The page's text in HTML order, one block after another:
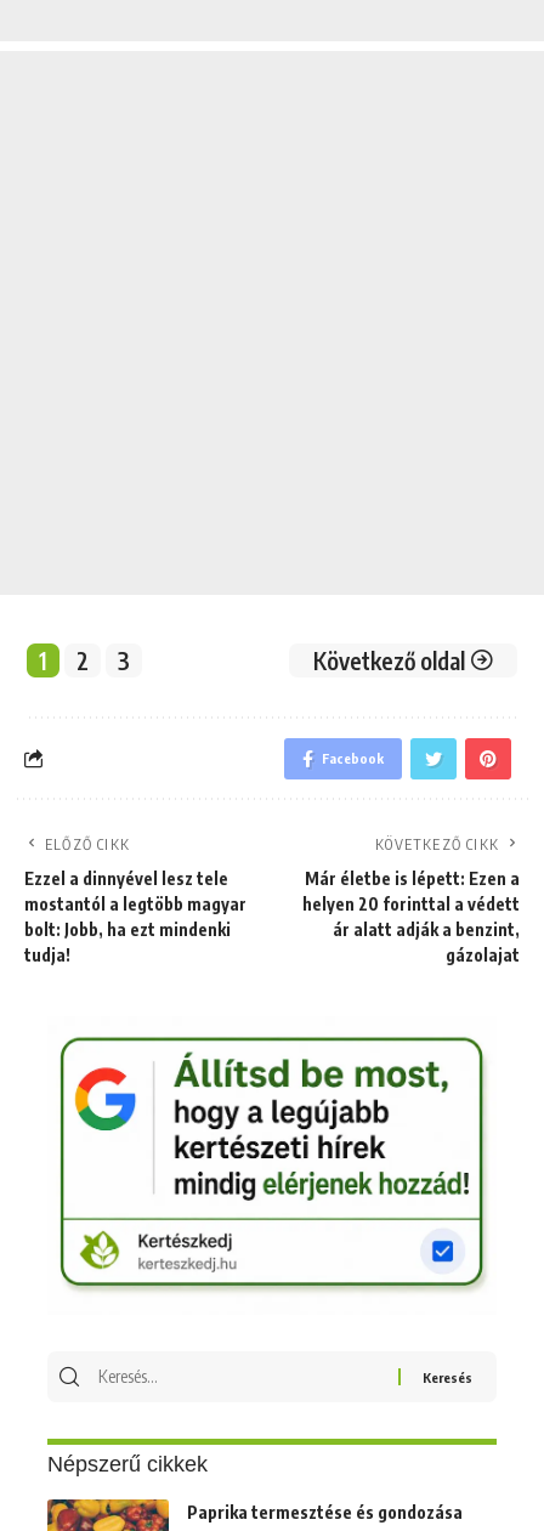
1 2 3 Következő oldal
Facebook
ELŐZŐ CIKK
Ezzel a dinnyével lesz tele
mostantól a legtöbb magyar
bolt: Jobb, ha ezt mindenki
tudja!
KÖVETKEZŐ CIKK
Már életbe is lépett: Ezen a
helyen 20 forinttal a védett
ár alatt adják a benzint,
gázolajat
Keresés
Népszerű cikkek
Paprika termesztése és gondozása